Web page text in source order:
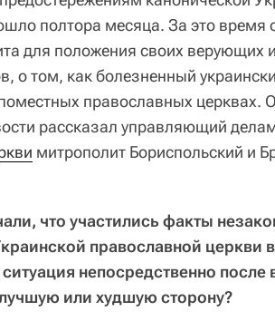
полтора месяца. За это время
для положения своих верующих
о том, как болезненный
православных церквах.
рассказал управляющий
митрополит Бориспольский и
что участились факты
православной
непосредственно после
или худшую сторону?